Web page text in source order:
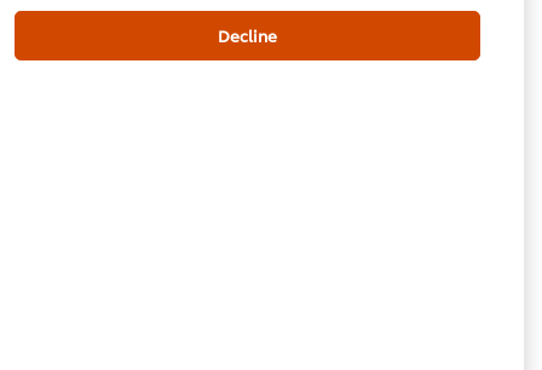
تجویز کردہ قیمت
Decline